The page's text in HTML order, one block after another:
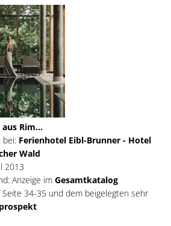
Rim...
bei:Ferienhotel Eibl-Brunner - Hotel
Wald
2013
Anzeige im Gesamtkatalog
Seite 34-35 und dem beigelegten sehr